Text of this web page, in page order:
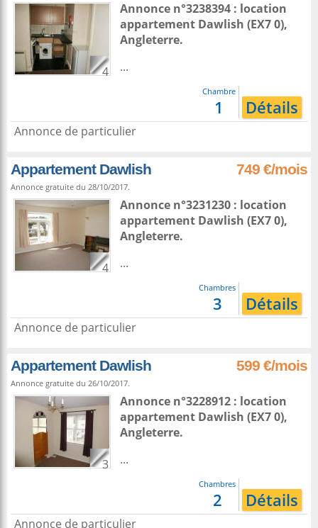
4
Annonce n°3238394 : location
appartement Dawlish (EX7 0),
Angleterre.
...
Chambre
1 Détails
Annonce de particulier
Appartement Dawlish 749 €/mois
Annonce gratuite du 28/10/2017.
4
Annonce n°3231230 : location
appartement Dawlish (EX7 0),
Angleterre.
...
Chambres
3 Détails
Annonce de particulier
Appartement Dawlish 599 €/mois
Annonce gratuite du 26/10/2017.
3
Annonce n°3228912 : location
appartement Dawlish (EX7 0),
Angleterre.
...
Chambres
2 Détails
Annonce de particulier